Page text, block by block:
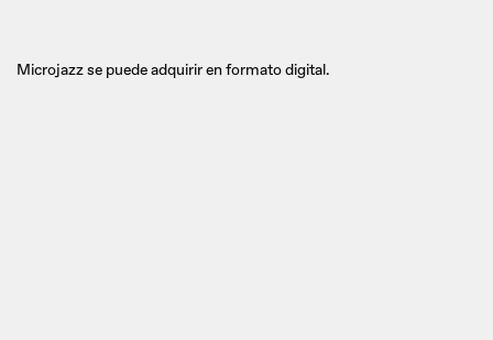
Microjazz se puede adquirir en formato digital.